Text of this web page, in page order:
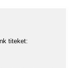
titeket: